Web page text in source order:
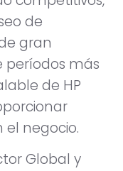
de
gran
más
de HP
el negocio.
Global y